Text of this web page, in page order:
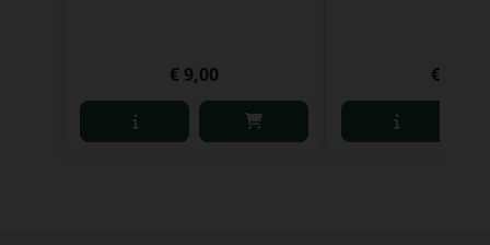
€ 9,00 € 4,00